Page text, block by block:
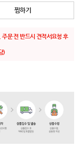
찜하기
문 전 반드시 견적서요청 후
)